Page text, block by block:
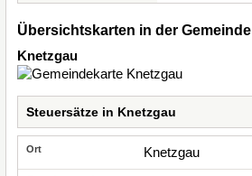
Übersichtskarten in der Gemeinde
Knetzgau
Steuersätze in Knetzgau
Knetzgau